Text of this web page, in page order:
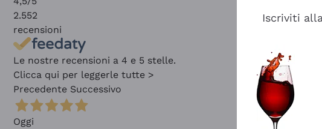
2.552
recensioni
Le nostre recensioni a 4 e 5 stelle.
Clicca qui per leggerle tutte >
Precedente Successivo
Oggi
Iscriviti